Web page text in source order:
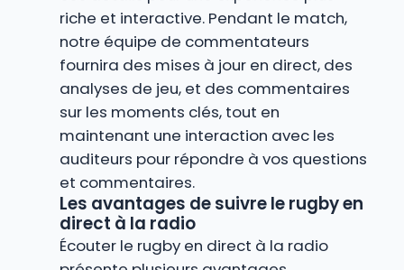
riche et interactive. Pendant le match,
notre équipe de commentateurs
fournira des mises à jour en direct, des
analyses de jeu, et des commentaires
sur les moments clés, tout en
maintenant une interaction avec les
auditeurs pour répondre à vos questions
et commentaires.
Les avantages de suivre le rugby en
direct à la radio
Écouter le rugby en direct à la radio